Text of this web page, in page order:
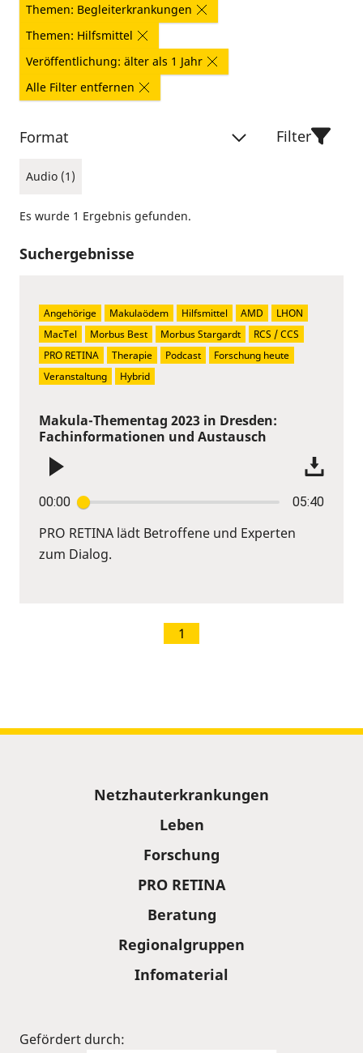
Themen: Begleiterkrankungen
Themen: Hilfsmittel
Veröffentlichung: älter als 1 Jahr
Alle Filter entfernen
Format
Audio (1)
Filter
Es wurde 1 Ergebnis gefunden.
Suchergebnisse
Makula-Thementag 2023 in Dresden:
Fachinformationen und Austausch
00:00 05:40
PRO RETINA lädt Betroffene und Experten
zum Dialog.
Angehörige Makulaödem Hilfsmittel AMD
LHON
MacTel
Morbus Best Morbus Stargardt
RCS / CCS
PRO RETINA
Therapie Podcast
Forschung heute
Veranstaltung
Hybrid
1
Netzhauterkrankungen
Leben
Forschung
PRO RETINA
Beratung
Regionalgruppen
Infomaterial
Gefördert durch: